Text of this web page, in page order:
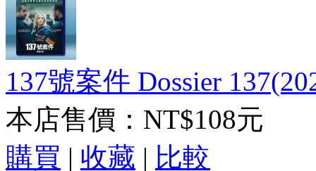
137號案件 Dossier
本店售價： NT$108元
購買 | 收藏 | 比較